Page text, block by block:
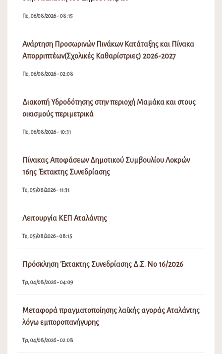
Πε, 06/08/2026 - 08:15
Ανάρτηση Προσωρινών Πινάκων Κατάταξης και Πίνακα
Απορριπτέων(Σχολικές Καθαρίστριες) 2026-2027
Πε, 06/08/2026 - 02:08
Διακοπή Υδροδότησης στην περιοχή Μαμάκα και στους
οικισμούς περιμετρικά
Πε, 06/08/2026 - 10:31
Πίνακας Αποφάσεων Δημοτικού Συμβουλίου Λοκρών
16ης Έκτακτης Συνεδρίασης
Τε, 05/08/2026 - 11:31
Λειτουργία ΚΕΠ Αταλάντης
Τε, 05/08/2026 - 08:15
Πρόσκληση Έκτακτης Συνεδρίασης Δ.Σ. Νο 16/2026
Τρ, 04/08/2026 - 04:09
Μεταφορά πραγματοποίησης λαϊκής αγοράς Αταλάντης
λόγω εμποροπανήγυρης
Τρ, 04/08/2026 - 02:08